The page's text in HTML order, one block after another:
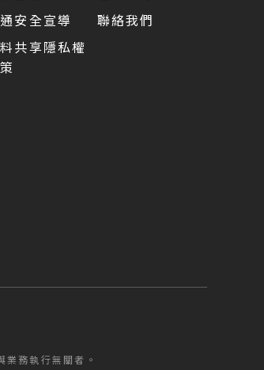
安全宣導
共享隱私權
聯絡我們
業務執行無關者。